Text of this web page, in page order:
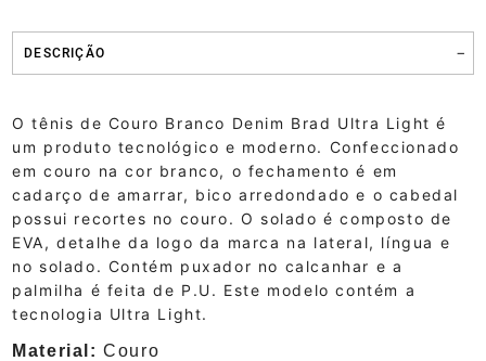
DESCRIÇÃO
O tênis de Couro Branco Denim Brad Ultra Light é
um produto tecnológico e moderno. Confeccionado
em couro na cor branco, o fechamento é em
cadarço de amarrar, bico arredondado e o cabedal
possui recortes no couro. O solado é composto de
EVA, detalhe da logo da marca na lateral, língua e
no solado. Contém puxador no calcanhar e a
palmilha é feita de P.U. Este modelo contém a
tecnologia Ultra Light.
Material:Couro